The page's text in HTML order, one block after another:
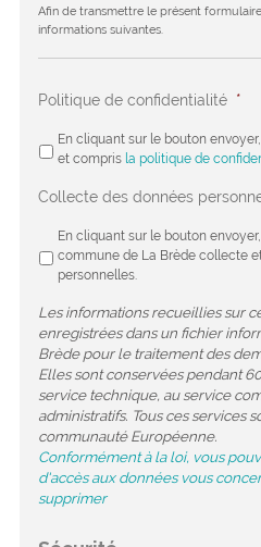
Afin de transmettre le présent
informations suivantes.
Politique de confidentialité *
En cliquant sur le bouton
et compris la politique de
Collecte des données
En cliquant sur le bouton
commune de La Brède collecte
personnelles.
Les informations recueillies sur
enregistrées dans un fichier
Brède pour le traitement des
Elles sont conservées pendant
service technique, au service
administratifs. Tous ces services
communauté Européenne.
Conformément à la loi, vous
d'accès aux données vous
supprimer